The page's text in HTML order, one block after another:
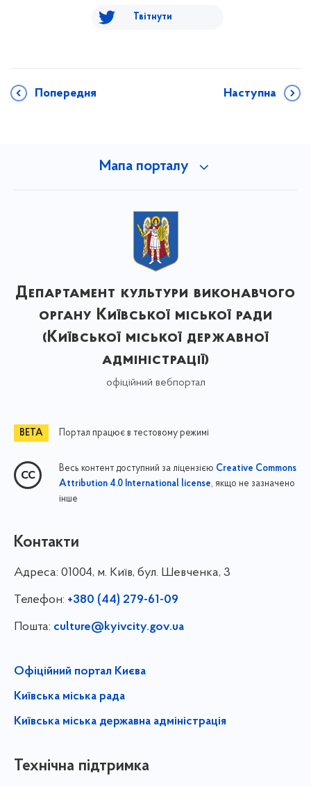
Твітнути
Попередня Наступна
Мапа порталу
Департамент культури виконавчого
органу Київської міської ради
(Київської міської державної
адміністрації)
офіційний вебпортал
Портал працює в тестовому режимі
Весь контент доступний за ліцензією Creative Commons
Attribution 4.0 International license, якщо не зазначено
інше
Контакти
Адреса: 01004, м. Київ, бул. Шевченка, 3
Телефон: +380 (44) 279-61-09
Пошта: culture@kyivcity.gov.ua
Офіційний портал Києва
Київська міська рада
Київська міська державна адміністрація
Технічна підтримка